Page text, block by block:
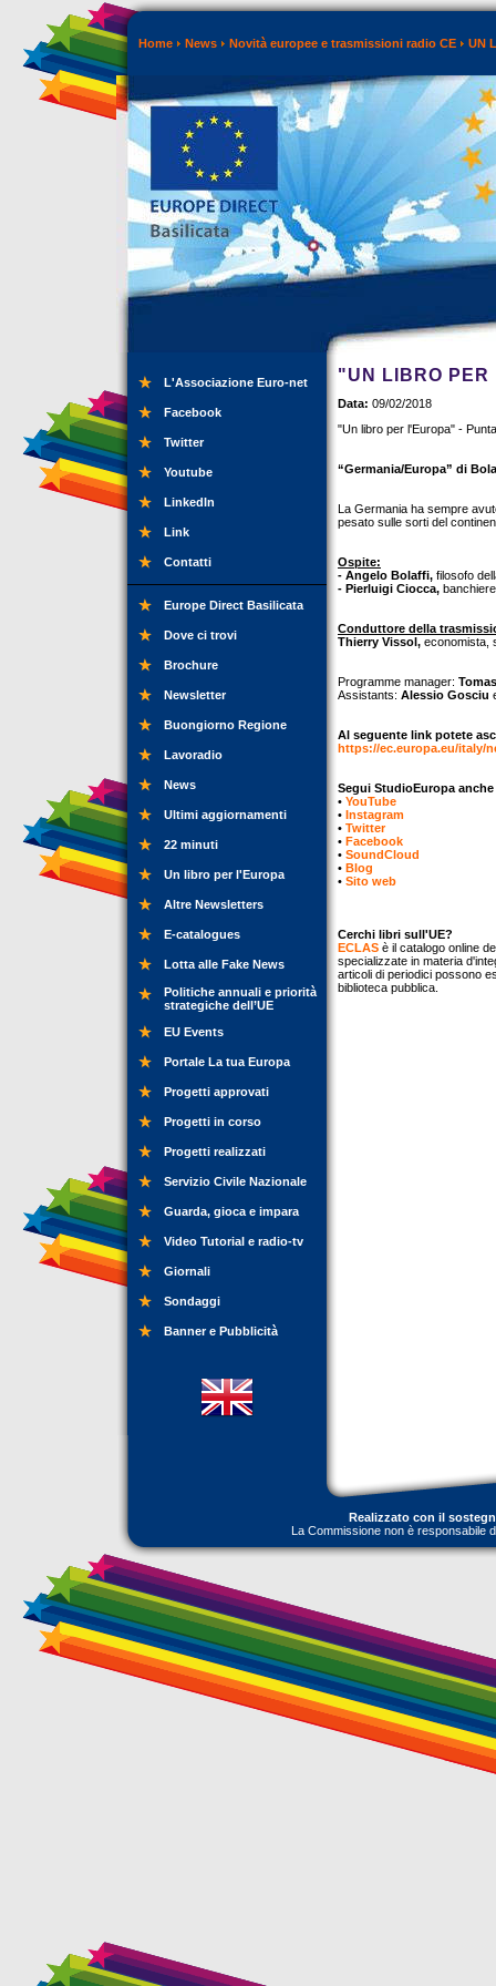
Home News Novità europee e trasmissioni radio CE UN
L'Associazione Euro-net
Facebook
Twitter
Youtube
LinkedIn
Link
Contatti
Europe Direct Basilicata
Dove ci trovi
Brochure
Newsletter
Buongiorno Regione
Lavoradio
News
Ultimi aggiornamenti
22 minuti
Un libro per l'Europa
Altre Newsletters
E-catalogues
Lotta alle Fake News
Politiche annuali e priorità
strategiche dell’UE
EU Events
Portale La tua Europa
Progetti approvati
Progetti in corso
Progetti realizzati
Servizio Civile Nazionale
Guarda, gioca e impara
Video Tutorial e radio-tv
Giornali
Sondaggi
Banner e Pubblicità
"UN LIBRO PER
Data: 09/02/2018
"Un libro per l'Europa" -
“Germania/Europa” di
La Germania ha sempre
pesato sulle sorti del
Ospite:
- Angelo Bolaffi, filosofo
- Pierluigi Ciocca,
Conduttore della
Thierry Vissol, economista,
Programme manager:
Assistants: Alessio Gosciu
Al seguente link potete
https://ec.europa.eu/italy/
Segui StudioEuropa
• YouTube
• Instagram
• Twitter
• Facebook
• SoundCloud
• Blog
• Sito web
Cerchi libri sull'UE?
ECLAS è il catalogo online
specializzate in materia
articoli di periodici possono
biblioteca pubblica.
Realizzato con il
La Commissione non è responsabile